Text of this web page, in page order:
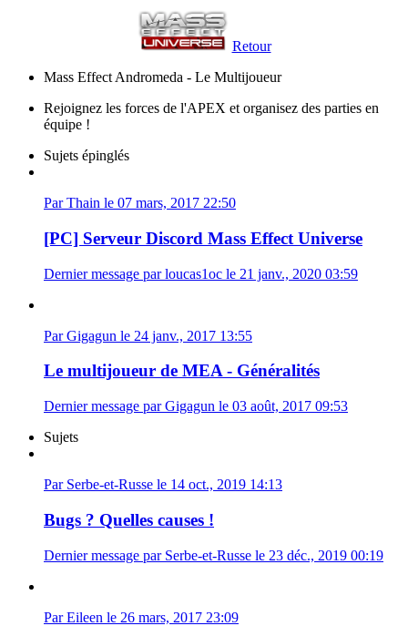
Retour
Mass Effect Andromeda - Le Multijoueur
Rejoignez les forces de l'APEX et organisez des parties en
équipe !
Sujets épinglés
Par Thain le 07 mars, 2017 22:50
[PC] Serveur Discord Mass Effect Universe
Dernier message par loucas1oc le 21 janv., 2020 03:59
Par Gigagun le 24 janv., 2017 13:55
Le multijoueur de MEA - Généralités
Dernier message par Gigagun le 03 août, 2017 09:53
Sujets
Par Serbe-et-Russe le 14 oct., 2019 14:13
Bugs ? Quelles causes !
Dernier message par Serbe-et-Russe le 23 déc., 2019 00:19
Par Eileen le 26 mars, 2017 23:09